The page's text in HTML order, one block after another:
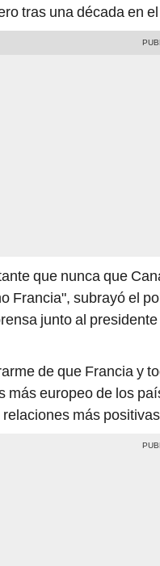
tras una década en
que nunca que
Francia", subrayó el
junto al
de que Francia y
más europeo de los
más